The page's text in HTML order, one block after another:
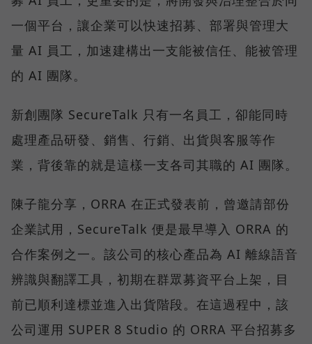
一個平台，讓企業可以快速招募、部署與管理大
量 AI 員工，加速建構出一支能被信任、能被管理
的 AI 團隊。
新創團隊 SecureTalk 只有一名員工，卻能同時
處理產品研發、銷售、行銷、出貨與客服等作
業，背後靠的就是這樣一支各司其職的 AI 團隊。
陳子龍分享，ORRA 在正式發表前，曾邀請部份
企業試用，SecureTalk 便是最早導入 ORRA 的
合作案例之一。該公司的核心產品為 AI 離線語音
辨識與翻譯工具，初期在群眾募資平台上架，目
前已順利達標並進入出貨階段。在這過程中，該
公司運用 SUPER 8 Studio 的 ORRA 平台招募多